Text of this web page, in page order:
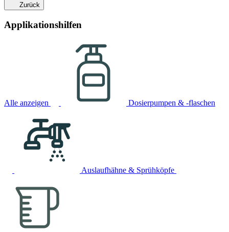
Zurück
Applikationshilfen
Alle anzeigen Dosierpumpen & -flaschen
Auslaufhähne & Sprühköpfe